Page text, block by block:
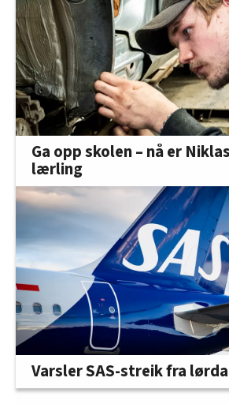
Ga opp skolen – nå er
lærling
Varsler SAS-streik fra